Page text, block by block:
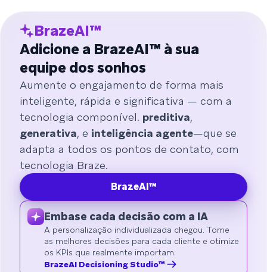
BrazeAI™
Adicione a BrazeAI™ à sua
equipe dos sonhos
Aumente o engajamento de forma mais
inteligente, rápida e significativa — com a
tecnologia componível. preditiva,
generativa, e inteligência agente—que se
adapta a todos os pontos de contato, com
tecnologia Braze.
BrazeAI™
Embase cada decisão com a IA
A personalização individualizada chegou. Tome
as melhores decisões para cada cliente e otimize
os KPIs que realmente importam.
BrazeAI Decisioning Studio™